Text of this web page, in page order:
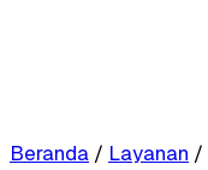
Beranda / Layanan /